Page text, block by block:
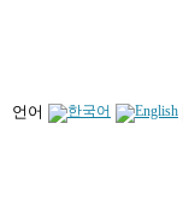
언어